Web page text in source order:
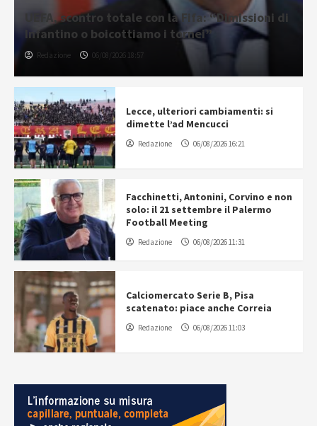
UEFA, scontro totale con la Fifa: “Dimissioni di
Infantino o boicottiamo i tornei”
Redazione 06/08/2026 18:57
Lecce, ulteriori cambiamenti: si
dimette l’ad Mencucci
Redazione 06/08/2026 16:21
Facchinetti, Antonini, Corvino e non
solo: il 21 settembre il Palermo
Football Meeting
Redazione 06/08/2026 11:31
Calciomercato Serie B, Pisa
scatenato: piace anche Correia
Redazione 06/08/2026 11:03